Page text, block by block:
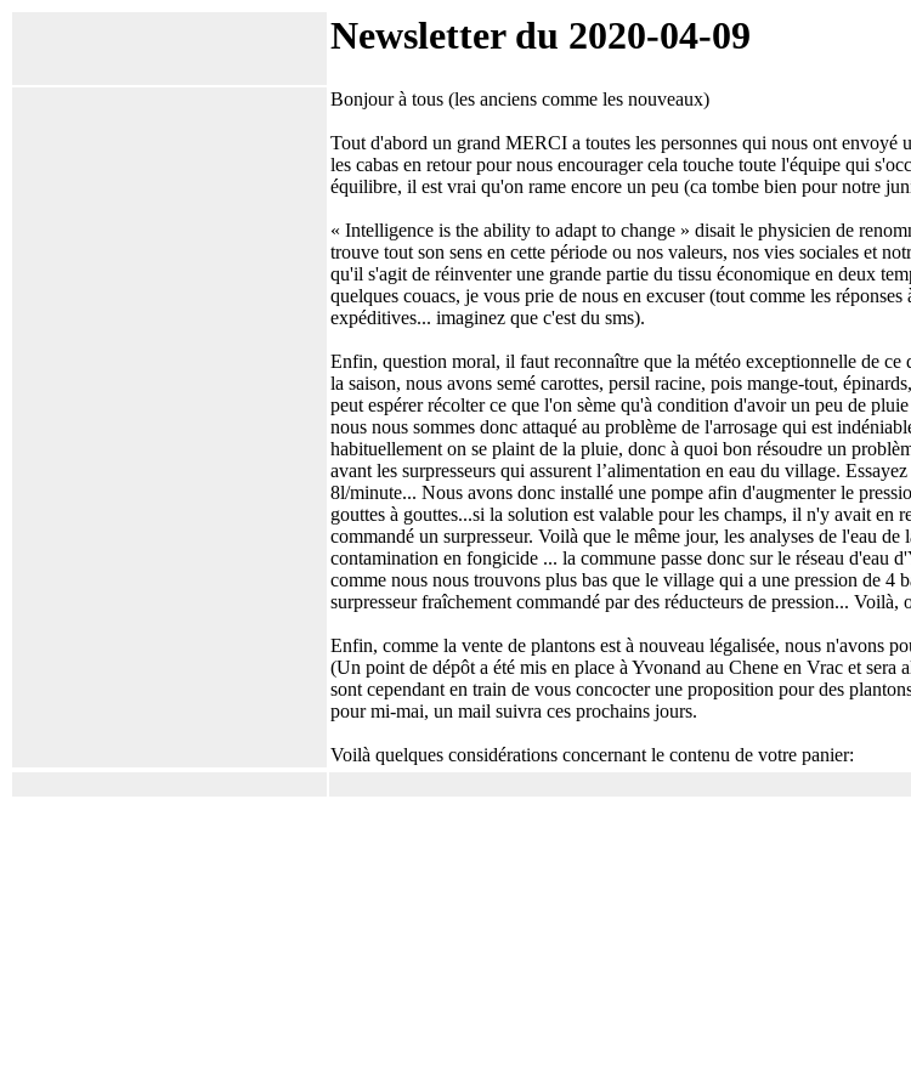
Newsletter du 2020-04-09
Bonjour à tous (les anciens comme les nouveaux)
Tout d'abord un grand MERCI a toutes les personnes qui nous ont
les cabas en retour pour nous encourager cela touche toute l'équipe qui
équilibre, il est vrai qu'on rame encore un peu (ca tombe bien pour notre
« Intelligence is the ability to adapt to change » disait le physicien de
trouve tout son sens en cette période ou nos valeurs, nos vies sociales et
qu'il s'agit de réinventer une grande partie du tissu économique en deux
quelques couacs, je vous prie de nous en excuser (tout comme les
expéditives... imaginez que c'est du sms).
Enfin, question moral, il faut reconnaître que la météo exceptionnelle de
la saison, nous avons semé carottes, persil racine, pois mange-tout,
peut espérer récolter ce que l'on sème qu'à condition d'avoir un peu de
nous nous sommes donc attaqué au problème de l'arrosage qui est
habituellement on se plaint de la pluie, donc à quoi bon résoudre un
avant les surpresseurs qui assurent l’alimentation en eau du village.
8l/minute... Nous avons donc installé une pompe afin d'augmenter le
gouttes à gouttes...si la solution est valable pour les champs, il n'y avait en
commandé un surpresseur. Voilà que le même jour, les analyses de l'eau
contamination en fongicide ... la commune passe donc sur le réseau d'eau
comme nous nous trouvons plus bas que le village qui a une pression de 4
surpresseur fraîchement commandé par des réducteurs de pression... Voilà,
Enfin, comme la vente de plantons est à nouveau légalisée, nous n'avons
(Un point de dépôt a été mis en place à Yvonand au Chene en Vrac et sera
sont cependant en train de vous concocter une proposition pour des
pour mi-mai, un mail suivra ces prochains jours.
Voilà quelques considérations concernant le contenu de votre panier: